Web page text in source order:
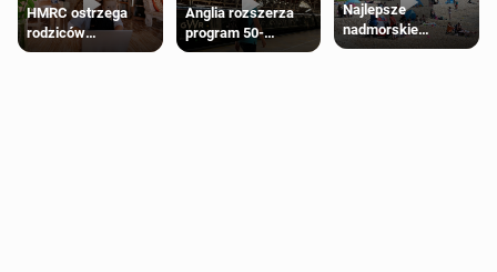
HMRC ostrzega
rodziców
pobierających Child
Anglia rozszerza
program 50-
procentowych
Najlepsze
nadmorskie
miasteczko blisko